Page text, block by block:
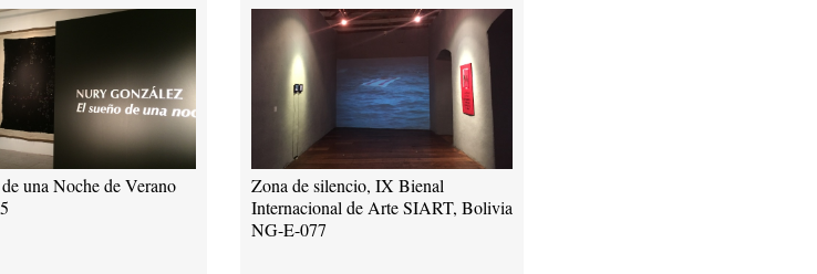
una Noche de Verano
Zona de silencio, IX Bienal
Internacional de Arte SIART, Bolivia
NG-E-077